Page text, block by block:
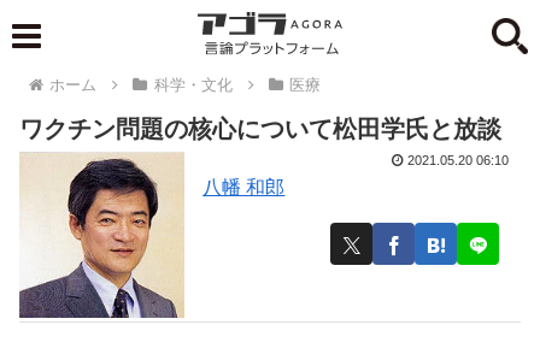
ホーム 科学・文化 医療
ワクチン問題の核心について松田学氏と放談
八幡 和郎
2021.05.20 06:10